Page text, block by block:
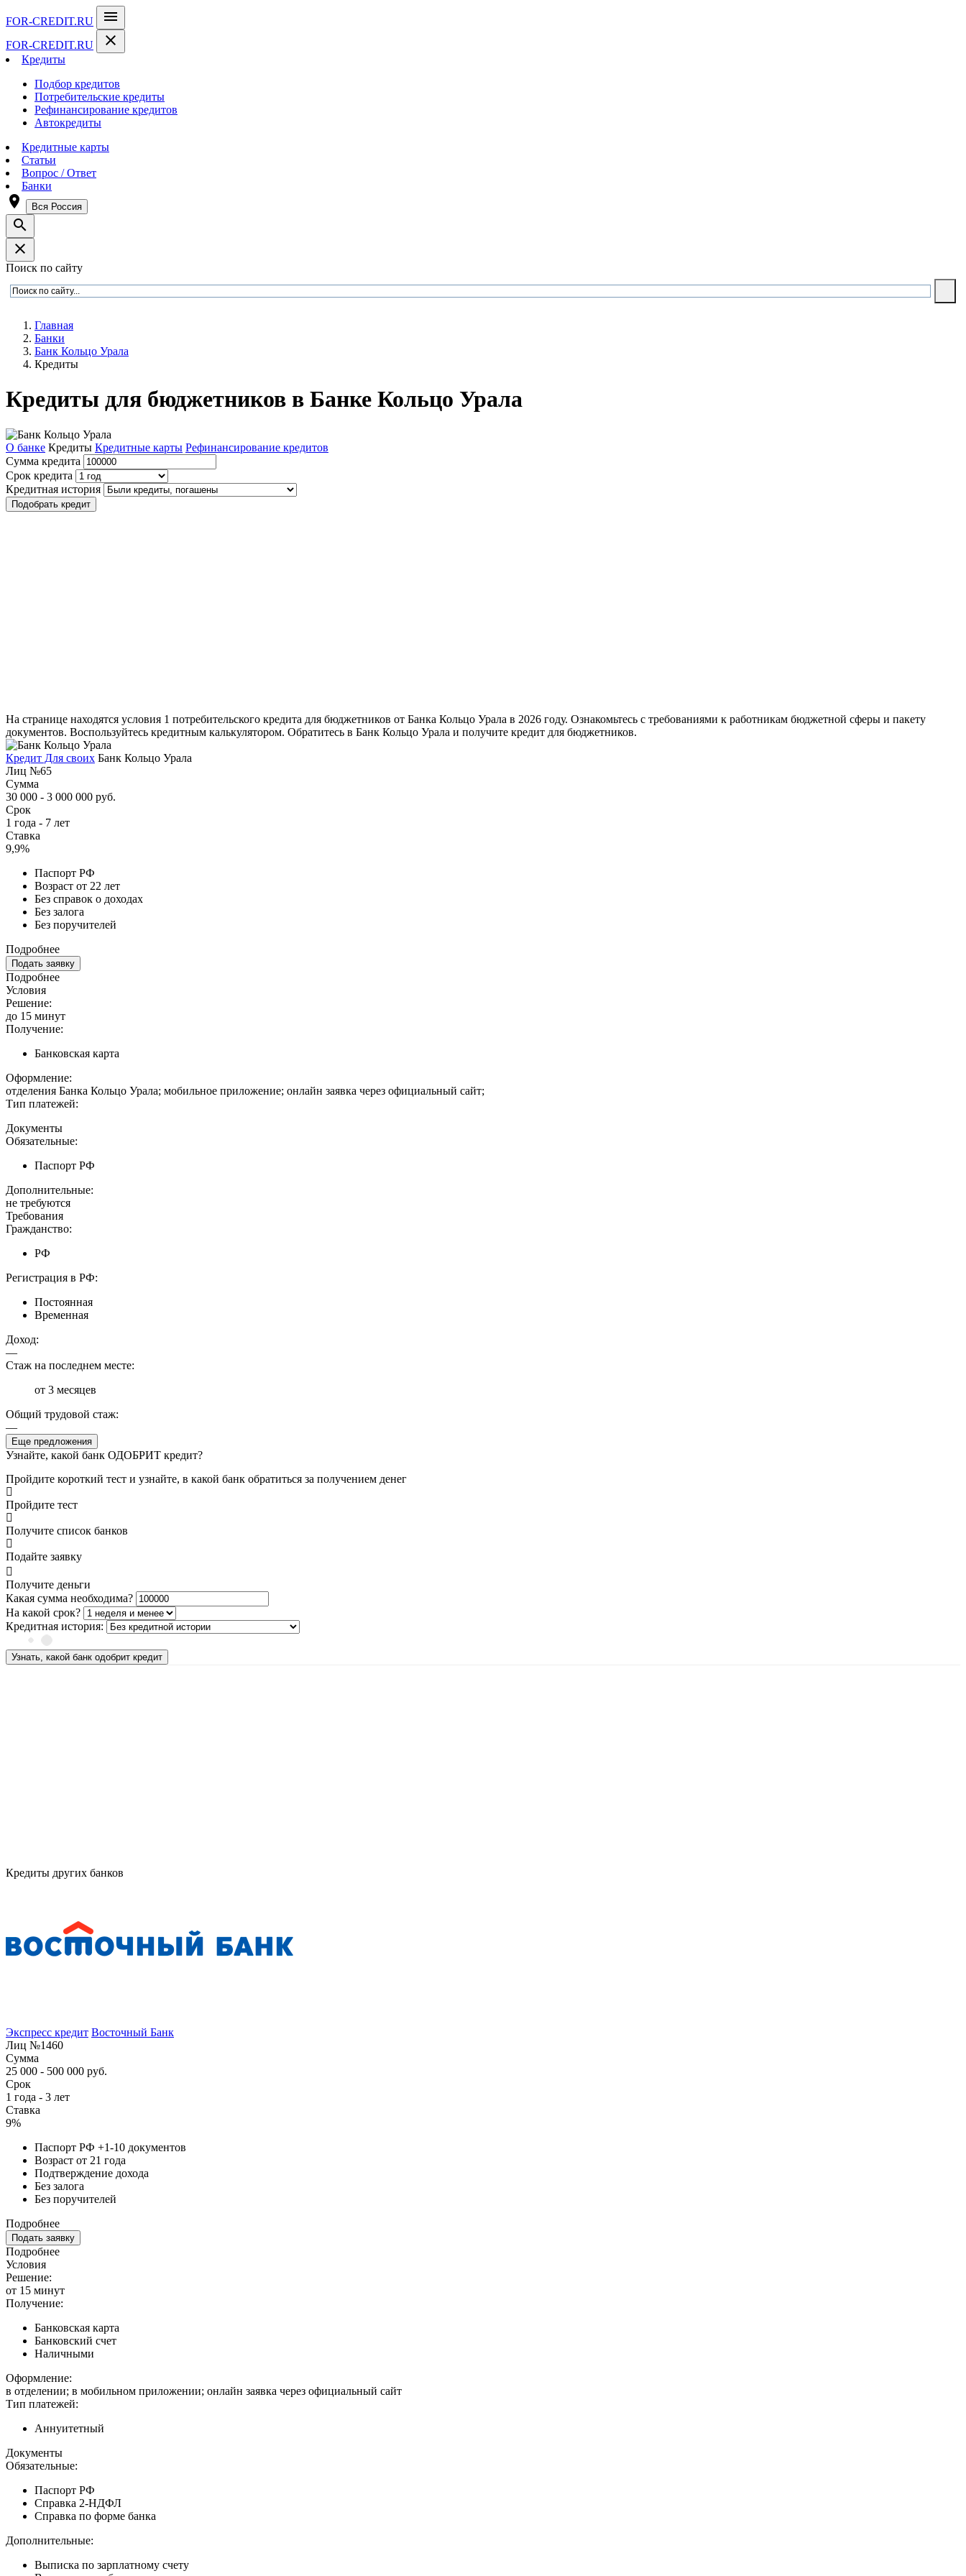
FOR-CREDIT.RU menu
FOR-CREDIT.RU close
Кредиты
Подбор кредитов
Потребительские кредиты
Рефинансирование кредитов
Автокредиты
Кредитные карты
Статьи
Вопрос / Ответ
Банки
room Вся Россия
search
close
Поиск по сайту
Главная
Банки
Банк Кольцо Урала
Кредиты
Кредиты для бюджетников в Банке Кольцо Урала
О банке Кредиты Кредитные карты Рефинансирование кредитов
Сумма кредита
Срок кредита
Кредитная история
Подобрать кредит
На странице находятся условия 1 потребительского кредита для бюджетников от Банка Кольцо Урала в 2026 году. Ознакомьтесь с требованиями к работникам бюджетной сферы и пакету
документов. Воспользуйтесь кредитным калькулятором. Обратитесь в Банк Кольцо Урала и получите кредит для бюджетников.
Кредит Для своих Банк Кольцо Урала
Лиц №65
Сумма
30 000 - 3 000 000 руб.
Срок
1 года - 7 лет
Ставка
9,9%
Паспорт РФ
Возраст от 22 лет
Без справок о доходах
Без залога
Без поручителей
Подробнее
Подать заявку
Подробнее
Условия
Решение:
до 15 минут
Получение:
Банковская карта
Оформление:
отделения Банка Кольцо Урала; мобильное приложение; онлайн заявка через официальный сайт;
Тип платежей:
Документы
Обязательные:
Паспорт РФ
Дополнительные:
не требуются
Требования
Гражданство:
РФ
Регистрация в РФ:
Постоянная
Временная
Доход:
—
Стаж на последнем месте:
от 3 месяцев
Общий трудовой стаж:
—
Еще предложения
Узнайте, какой банк ОДОБРИТ кредит?
Пройдите короткий тест и узнайте, в какой банк обратиться за получением денег
Пройдите тест
Получите список банков
Подайте заявку
Получите деньги
Какая сумма необходима?
На какой срок?
Кредитная история:
Узнать, какой банк одобрит кредит
Кредиты других банков
Экспресс кредит Восточный Банк
Лиц №1460
Сумма
25 000 - 500 000 руб.
Срок
1 года - 3 лет
Ставка
9%
Паспорт РФ +1-10 документов
Возраст от 21 года
Подтверждение дохода
Без залога
Без поручителей
Подробнее
Подать заявку
Подробнее
Условия
Решение:
от 15 минут
Получение:
Банковская карта
Банковский счет
Наличными
Оформление:
в отделении; в мобильном приложении; онлайн заявка через официальный сайт
Тип платежей:
Аннуитетный
Документы
Обязательные:
Паспорт РФ
Справка 2-НДФЛ
Справка по форме банка
Дополнительные:
Выписка по зарплатному счету